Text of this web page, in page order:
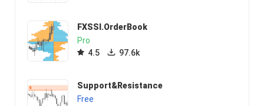
FXSSI.OrderBook
Pro
4.5
97.6k
Support&Resistance
Free